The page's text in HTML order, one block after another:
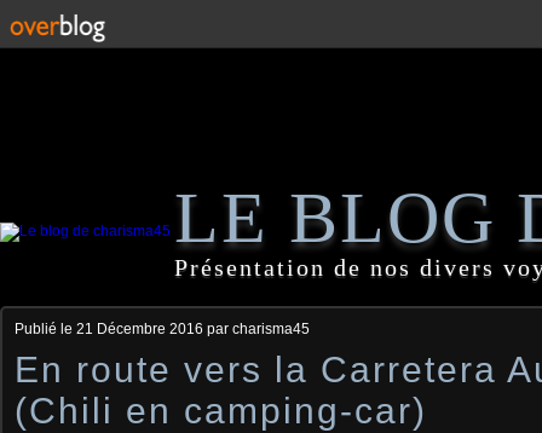
LE BLOG
Présentation de nos divers
Publié le 21 Décembre 2016 par charisma45
En route vers la Carretera
(Chili en camping-car)